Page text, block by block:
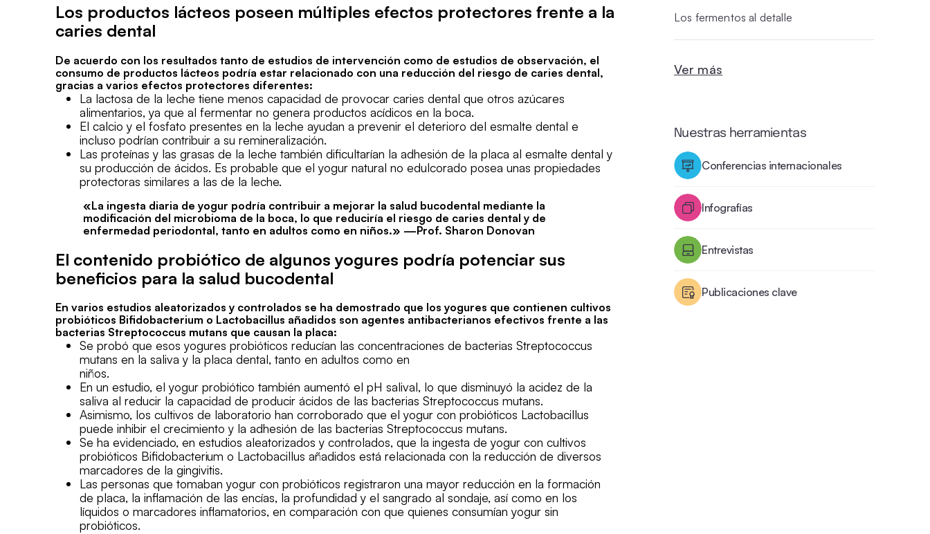
Los productos lácteos poseen múltiples efectos protectores frente a la
caries dental
De acuerdo con los resultados tanto de estudios de intervención como de estudios de observación, el
consumo de productos lácteos podría estar relacionado con una reducción del riesgo de caries dental,
gracias a varios efectos protectores diferentes:
La lactosa de la leche tiene menos capacidad de provocar caries dental que otros azúcares
alimentarios, ya que al fermentar no genera productos acídicos en la boca.
El calcio y el fosfato presentes en la leche ayudan a prevenir el deterioro del esmalte dental e
incluso podrían contribuir a su remineralización.
Las proteínas y las grasas de la leche también dificultarían la adhesión de la placa al esmalte dental y
su producción de ácidos. Es probable que el yogur natural no edulcorado posea unas propiedades
protectoras similares a las de la leche.
«La ingesta diaria de yogur podría contribuir a mejorar la salud bucodental mediante la
modificación del microbioma de la boca, lo que reduciría el riesgo de caries dental y de
enfermedad periodontal, tanto en adultos como en niños.» —Prof. Sharon Donovan
El contenido probiótico de algunos yogures podría potenciar sus
beneficios para la salud bucodental
En varios estudios aleatorizados y controlados se ha demostrado que los yogures que contienen cultivos
probióticos Bifidobacterium o Lactobacillus añadidos son agentes antibacterianos efectivos frente a las
bacterias Streptococcus mutans que causan la placa:
Se probó que esos yogures probióticos reducían las concentraciones de bacterias Streptococcus
mutans en la saliva y la placa dental, tanto en adultos como en
niños.
En un estudio, el yogur probiótico también aumentó el pH salival, lo que disminuyó la acidez de la
saliva al reducir la capacidad de producir ácidos de las bacterias Streptococcus mutans.
Asimismo, los cultivos de laboratorio han corroborado que el yogur con probióticos Lactobacillus
puede inhibir el crecimiento y la adhesión de las bacterias Streptococcus mutans.
Se ha evidenciado, en estudios aleatorizados y controlados, que la ingesta de yogur con cultivos
probióticos Bifidobacterium o Lactobacillus añadidos está relacionada con la reducción de diversos
marcadores de la gingivitis.
Las personas que tomaban yogur con probióticos registraron una mayor reducción en la formación
de placa, la inflamación de las encías, la profundidad y el sangrado al sondaje, así como en los
líquidos o marcadores inflamatorios, en comparación con que quienes consumían yogur sin
probióticos.
Los fermentos al detalle
Ver más
Nuestras herramientas
Conferencias internacionales
Infografías
Entrevistas
Publicaciones clave